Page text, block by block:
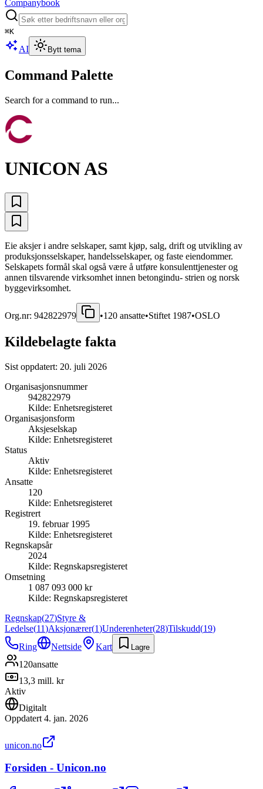
Companybook
⌘K
AI Bytt tema
Command Palette
Search for a command to run...
UNICON AS
Eie aksjer i andre selskaper, samt kjøp, salg, drift og utvikling av
produksjonsselskaper, handelsselskaper, og faste eiendommer.
Selskapets formål skal også være å utføre konsulenttjenester og
annen tilsvarende virksomhet innen betongindu- strien og norsk
byggevirksomhet.
Org.nr: 942822979 •120 ansatte•Stiftet 1987•OSLO
Kildebelagte fakta
Sist oppdatert: 20. juli 2026
Organisasjonsnummer
942822979
Kilde: Enhetsregisteret
Organisasjonsform
Aksjeselskap
Kilde: Enhetsregisteret
Status
Aktiv
Kilde: Enhetsregisteret
Ansatte
120
Kilde: Enhetsregisteret
Registrert
19. februar 1995
Kilde: Enhetsregisteret
Regnskapsår
2024
Kilde: Regnskapsregisteret
Omsetning
1 087 093 000 kr
Kilde: Regnskapsregisteret
Regnskap(27)Styre &
Ledelse(11)Aksjonærer(1)Underenheter(28)Tilskudd(19)
Ring
Nettside Kart Lagre
120ansatte
13,3 mill. kr
Aktiv
Digitalt
Oppdatert 4. jan. 2026
unicon.no
Forsiden - Unicon.no